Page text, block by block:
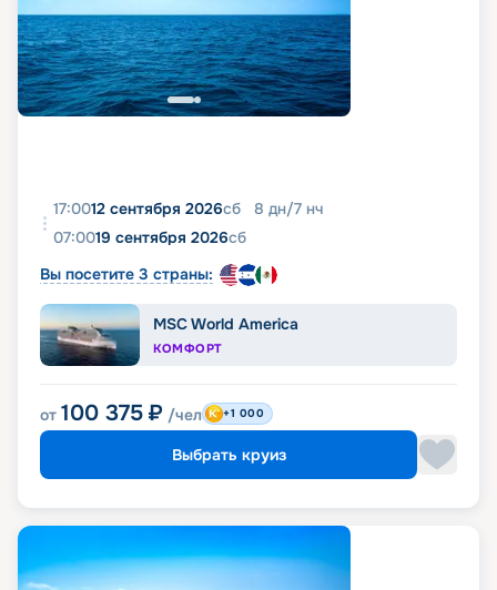
17:0012 сентября 2026сб 8 дн/7 нч
07:0019 сентября 2026сб
Вы посетите 3 страны:
MSC World America
КОМФОРТ
от 100 375 ₽ /чел +1 000
Выбрать круиз